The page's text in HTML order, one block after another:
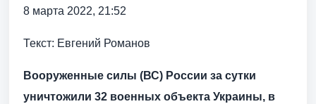
8 марта 2022, 21:52
Текст: Евгений Романов
Вооруженные силы (ВС) России за сутки
уничтожили 32 военных объекта Украины, в